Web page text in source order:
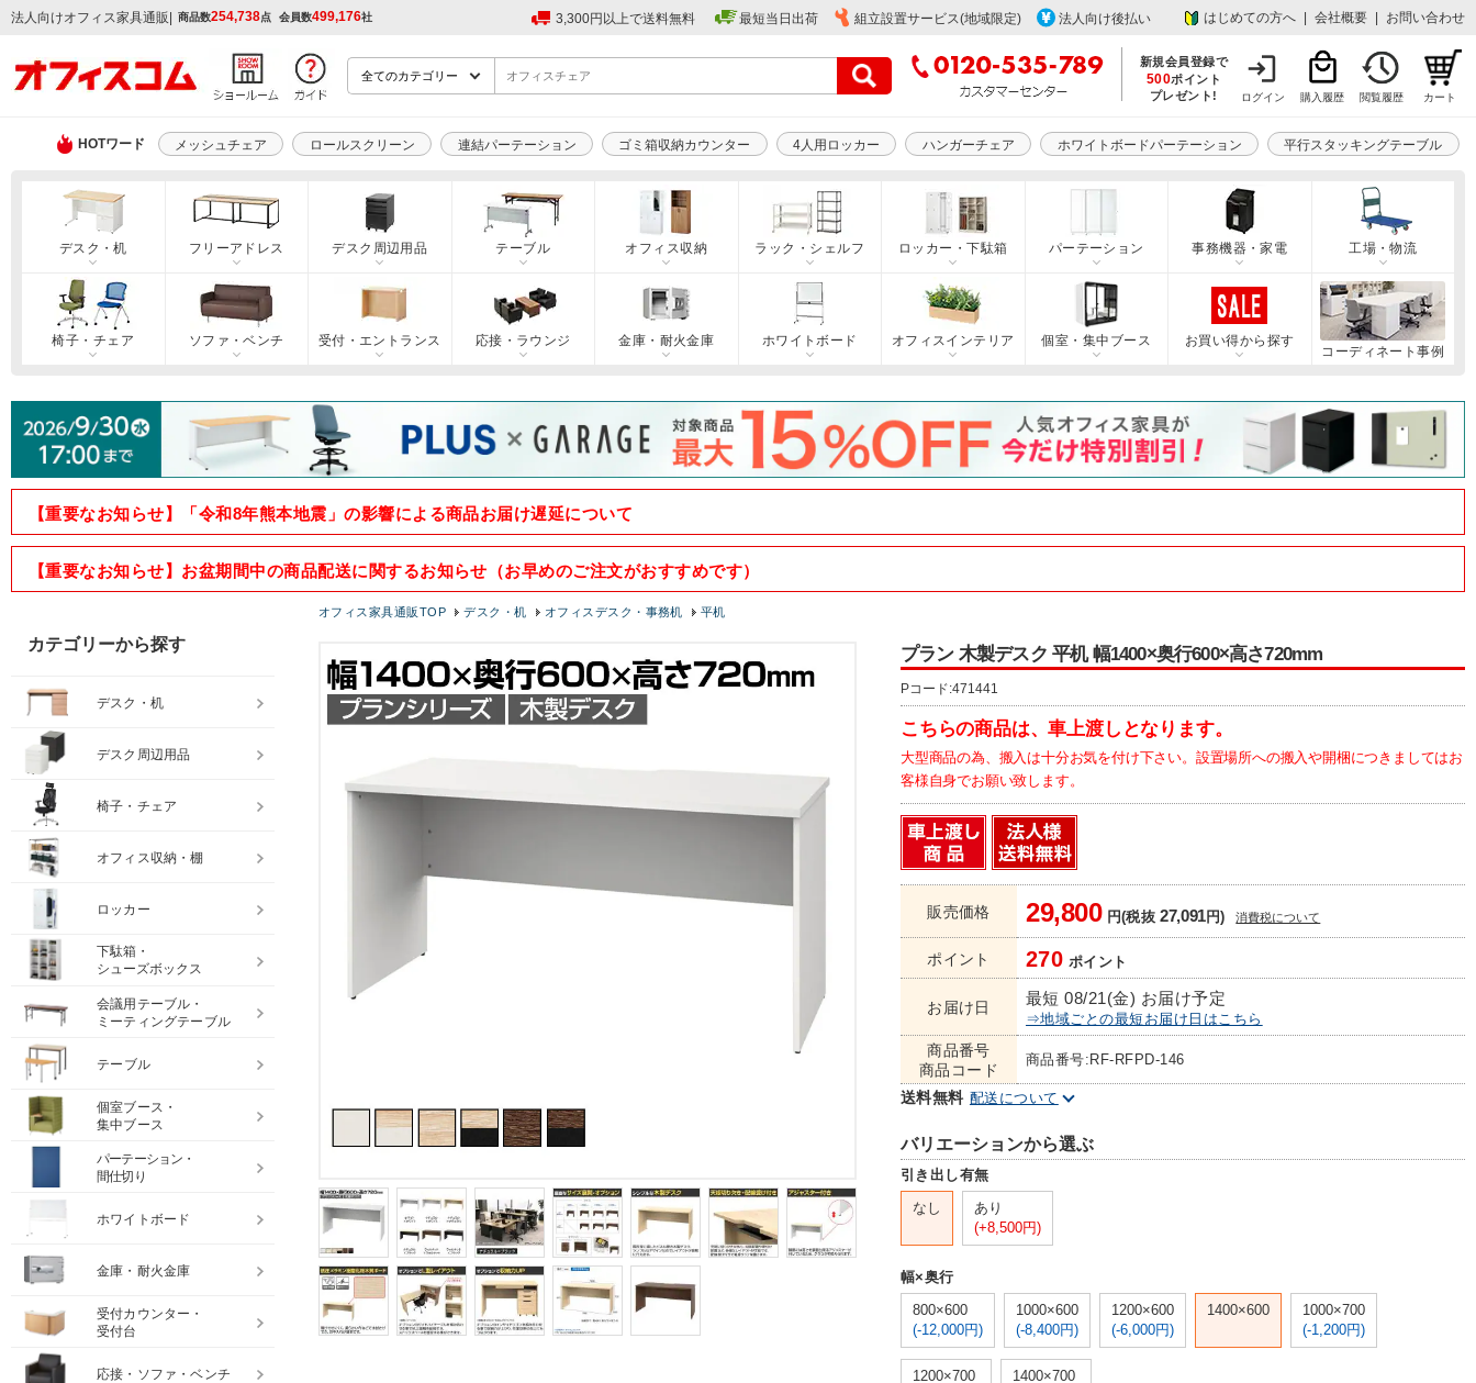
法人向けオフィス家具通販 | 商品数254,738点 会員数499,176社 3,300円以上で送料無料 最短当日出荷 組立設置サービス(地域限定) 法人向け後払い はじめての方へ 会社概要 お問い合わせ
新規会員登録で
500ポイント
プレゼント!
ログイン 購入履歴 閲覧履歴 カート
HOTワード メッシュチェア ロールスクリーン 連結パーテーション ゴミ箱収納カウンター 4人用ロッカー ハンガーチェア ホワイトボードパーテーション 平行スタッキングテーブル
デスク・机 フリーアドレス デスク周辺用品 テーブル オフィス収納 ラック・シェルフ ロッカー・下駄箱 パーテーション 事務機器・家電 工場・物流
椅子・チェア ソファ・ベンチ 受付・エントランス 応接・ラウンジ 金庫・耐火金庫 ホワイトボード オフィスインテリア 個室・集中ブース
お買い得から探す
コーディネート事例
【重要なお知らせ】「令和8年熊本地震」の影響による商品お届け遅延について
【重要なお知らせ】お盆期間中の商品配送に関するお知らせ（お早めのご注文がおすすめです）
オフィス家具通販TOP デスク・机 オフィスデスク・事務机 平机
プラン 木製デスク 平机 幅1400×奥行600×高さ720mm
Pコード:471441
こちらの商品は、車上渡しとなります。
大型商品の為、搬入は十分お気を付け下さい。設置場所への搬入や開梱につきましてはお
客様自身でお願い致します。
販売価格 29,800円(税抜27,091円) 消費税について
ポイント 270 ポイント
お届け日 最短 08/21(金) お届け予定
⇒地域ごとの最短お届け日はこちら
商品番号
商品コード
商品番号:RF-RFPD-146
送料無料 配送について
バリエーションから選ぶ
引き出し有無
なし
あり
(+8,500円)
幅×奥行
800×600
(-12,000円)
1000×600
(-8,400円)
1200×600
(-6,000円)
1400×600
1000×700
(-1,200円)
1200×700
1400×700
カテゴリーから探す
デスク・机
デスク周辺用品
椅子・チェア
オフィス収納・棚
ロッカー
下駄箱・
シューズボックス
会議用テーブル・
ミーティングテーブル
テーブル
個室ブース・
集中ブース
パーテーション・
間仕切り
ホワイトボード
金庫・耐火金庫
受付カウンター・
受付台
応接・ソファ・ベンチ